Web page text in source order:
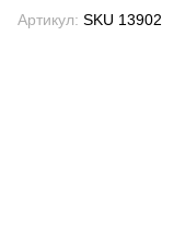
Артикул: SKU 13902